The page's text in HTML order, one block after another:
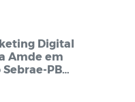
Digital
Amde em
PB
dos